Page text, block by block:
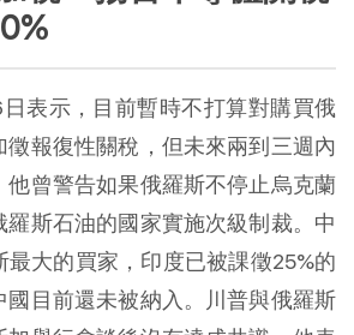
表示，目前暫時不打算對購買俄
徵報復性關稅，但未來兩到三週內
他曾警告如果俄羅斯不停止烏克蘭
斯石油的國家實施次級制裁。中
最大的買家，印度已被課徵25%的
國目前還未被納入。川普與俄羅斯